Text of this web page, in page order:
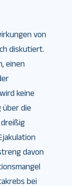
von
diskutiert.
einen
keine
über die
davon
bei